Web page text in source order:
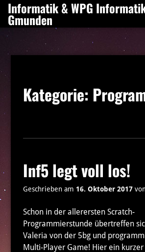
Zum
Inhalt
springen
Informatik & WPG
Gmunden
Kategorie:
Inf5 legt voll los!
Geschrieben am 16. Oktober 2017
Schon in der allerersten Scratch-
Programmierstunde übertreffen
Valeria von der 5bg und
Multi-Player Game! Hier ein kurzer